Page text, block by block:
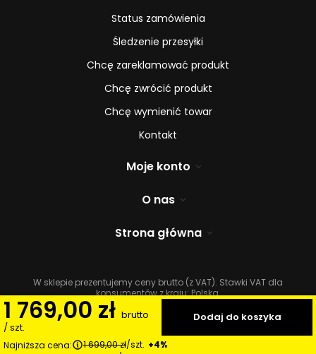
1 769,00 zł brutto
/szt.
Najniższa cena: 1 699,00 zł/szt. +4%
Dodaj do koszyka
Status zamówienia
Śledzenie przesyłki
Chcę zareklamować produkt
Chcę zwrócić produkt
Chcę wymienić towar
Kontakt
Moje konto
O nas
Strona główna
W sklepie prezentujemy ceny brutto (z VAT). Stawki VAT dla
konsumentów z kraju:Polska.